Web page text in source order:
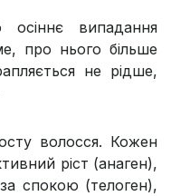
випадання
про нього більше
не рідше,
волосся. Кожен
ріст (анаген),
спокою (телоген),